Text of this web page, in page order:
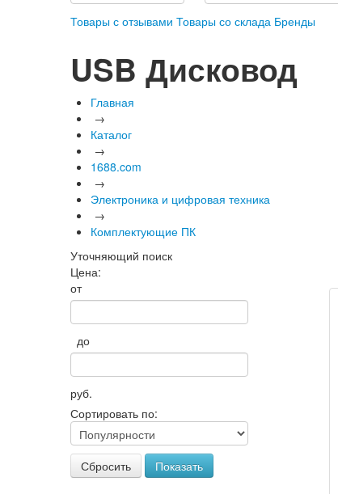
Товары с отзывами Товары со склада Бренды
USB Дисковод
Главная
→
Каталог
→
1688.com
→
Электроника и цифровая техника
→
Комплектующие ПК
Уточняющий поиск
Цена:
от
до
руб.
Сортировать по:
Сбросить Показать